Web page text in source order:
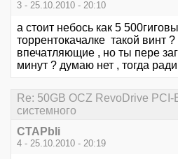
3 - 25.10.2010 - 20:10
а стоит небось как 5
торрентокачалке такой винт ?
впечатляющие , но ты пере
минут ? думаю нет , тогда
Re: 50GB OCZ RevoDrive PCI-
системного
CTAPbIi
4 - 25.10.2010 - 20:19